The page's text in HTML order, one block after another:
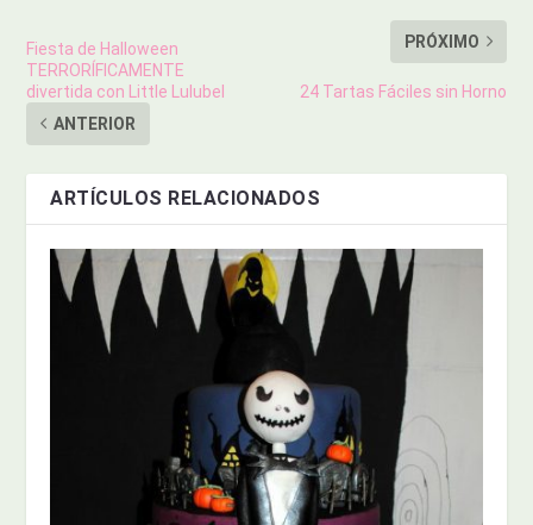
Fiesta de Halloween
TERRORÍFICAMENTE
divertida con Little Lulubel
ANTERIOR
PRÓXIMO
24 Tartas Fáciles sin Horno
ARTÍCULOS RELACIONADOS